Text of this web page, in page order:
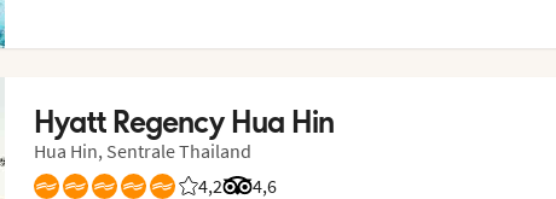
Hyatt Regency Hua Hin
Hua Hin, Sentrale Thailand
4,2
Vurdering fra Vings gjester: 4.167/5
4,6
Vurdering fra Tripadvisor: 4.6 of 5